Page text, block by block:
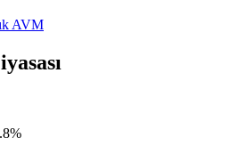
AVM
%